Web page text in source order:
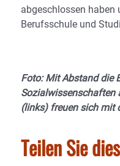
abgeschlossen haben
Berufsschule und
Foto: Mit Abstand die
Sozialwissenschaften
(links) freuen sich mit
Teilen Sie